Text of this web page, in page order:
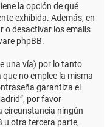
la opción de qué
exhibida. Además, en
o desactivar los emails
phpBB.
una vía) por lo tanto
no emplee la misma
garantiza el
por favor
circunstancia ningún
u otra tercera parte,